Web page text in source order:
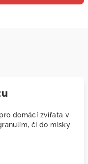
domácí zvířata v
či do misky